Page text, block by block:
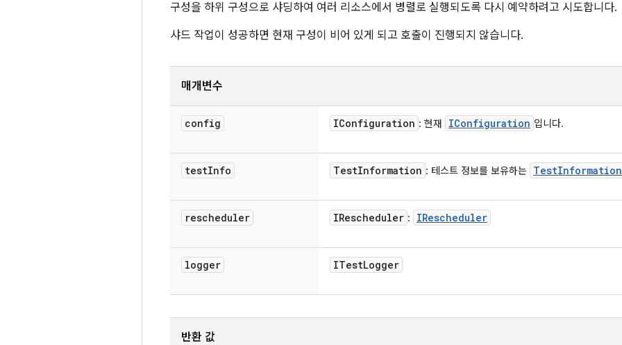
구성을 하위 구성으로 샤딩하여 여러 리소스에서 병렬로 실행되도록 다시 예약하려고 시도합니다.
샤드 작업이 성공하면 현재 구성이 비어 있게 되고 호출이 진행되지 않습니다.
매개변수
config IConfiguration : 현재 IConfiguration 입니다.
testInfo TestInformation : 테스트 정보를 보유하는 TestInformation
rescheduler IRescheduler : IRescheduler
logger ITestLogger
반환 값